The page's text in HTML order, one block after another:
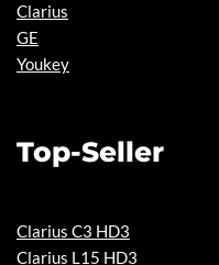
Clarius
GE
Youkey
Top-Seller
Clarius C3 HD3
Clarius L15 HD3